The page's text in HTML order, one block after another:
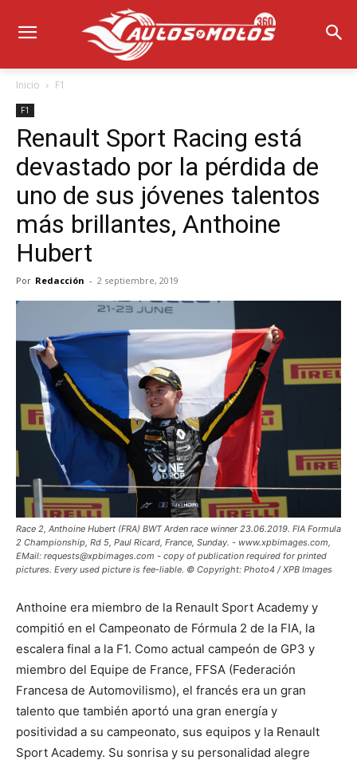
Inicio F1
F1
Renault Sport Racing está
devastado por la pérdida de
uno de sus jóvenes talentos
más brillantes, Anthoine
Hubert
Por Redacción - 2 septiembre, 2019
Race 2, Anthoine Hubert (FRA) BWT Arden race winner 23.06.2019. FIA Formula
2 Championship, Rd 5, Paul Ricard, France, Sunday. - www.xpbimages.com,
EMail: requests@xpbimages.com - copy of publication required for printed
pictures. Every used picture is fee-liable. © Copyright: Photo4 / XPB Images
Anthoine era miembro de la Renault Sport Academy y
compitió en el Campeonato de Fórmula 2 de la FIA, la
escalera final a la F1. Como actual campeón de GP3 y
miembro del Equipe de France, FFSA (Federación
Francesa de Automovilismo), el francés era un gran
talento que también aportó una gran energía y
positividad a su campeonato, sus equipos y la Renault
Sport Academy. Su sonrisa y su personalidad alegre